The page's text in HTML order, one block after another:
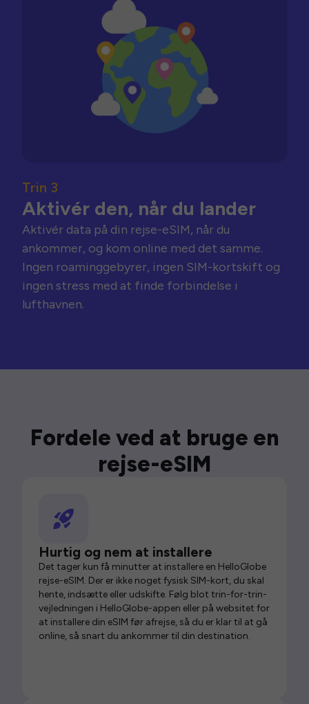
Trin 3
Aktivér den, når du lander
Aktivér data på din rejse-eSIM, når du
ankommer, og kom online med det samme.
Ingen roaminggebyrer, ingen SIM-kortskift og
ingen stress med at finde forbindelse i
lufthavnen.
Fordele ved at bruge en
rejse-eSIM
Hurtig og nem at installere
Det tager kun få minutter at installere en HelloGlobe
rejse-eSIM. Der er ikke noget fysisk SIM-kort, du skal
hente, indsætte eller udskifte. Følg blot trin-for-trin-
vejledningen i HelloGlobe-appen eller på websitet for
at installere din eSIM før afrejse, så du er klar til at gå
online, så snart du ankommer til din destination.